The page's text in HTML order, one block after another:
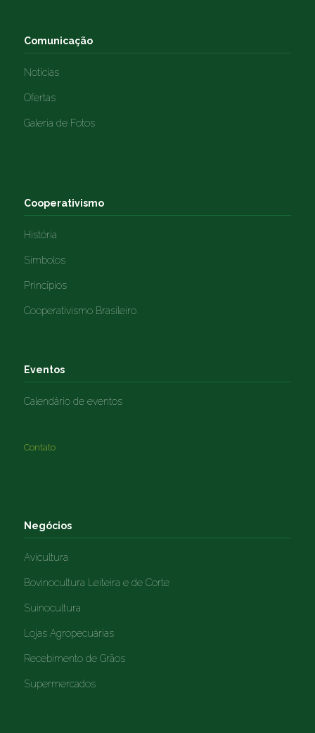
Comunicação
Notícias
Ofertas
Galeria de Fotos
Cooperativismo
História
Símbolos
Princípios
Cooperativismo Brasileiro
Eventos
Calendário de eventos
Contato
Negócios
Avicultura
Bovinocultura Leiteira e de Corte
Suinocultura
Lojas Agropecuárias
Recebimento de Grãos
Supermercados